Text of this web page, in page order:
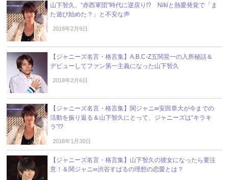
山下智久、“赤西軍団”時代に逆戻り!? Nikiと熱愛発覚で「ま
た遊び始めた？」と不安な声
2018年2月9日
【ジャニーズ名言・格言集】A.B.C-Z五関晃一の入所秘話＆
デビューしてファン第一主義になった山下智久
2018年2月6日
【ジャニーズ名言・格言集】関ジャニ∞安田章大が今までの
活動を振り返る＆山下智久にとって、ジャニーズは“キラキ
ラ”!?
2018年1月30日
【ジャニーズ名言・格言集】山下智久の彼女になったら要注
意！＆関ジャニ∞渋谷すばるの理想の恋愛とは？